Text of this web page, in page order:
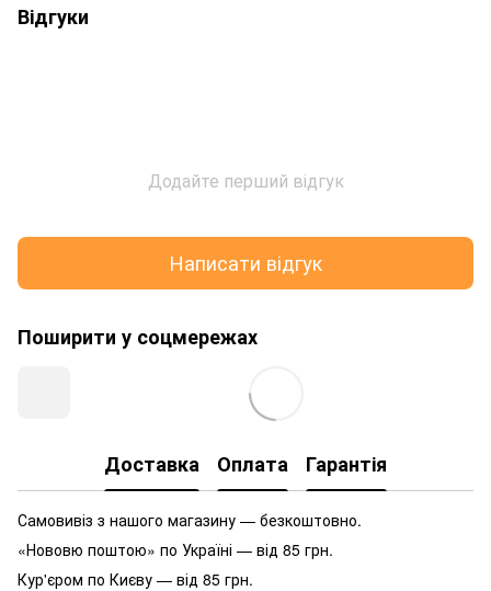
Відгуки
Додайте перший відгук
Написати відгук
Поширити у соцмережах
Доставка Оплата Гарантія
Самовивіз з нашого магазину — безкоштовно.
«Нововю поштою» по Україні — від 85 грн.
Кур'єром по Києву — від 85 грн.